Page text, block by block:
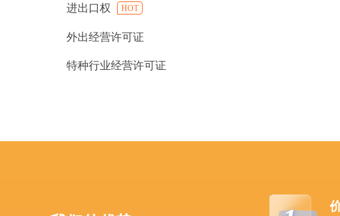
进出口权 HOT
外出经营许可证
特种行业经营许可证